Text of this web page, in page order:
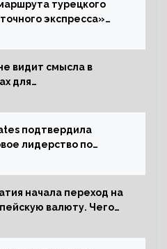
турецкого
экспресса»
не видит смысла в
для
подтвердила
лидерство по
начала переход на
валюту. Чего